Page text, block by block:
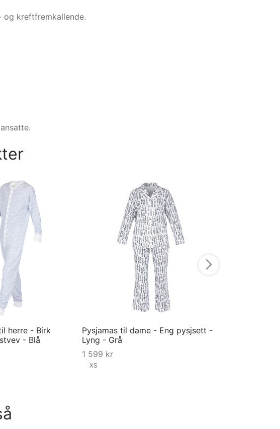
og kreftfremkallende.
herre - Birk
- Blå
Pysjamas til dame - Eng pysjsett -
Lyng - Grå
1 599 kr
XS